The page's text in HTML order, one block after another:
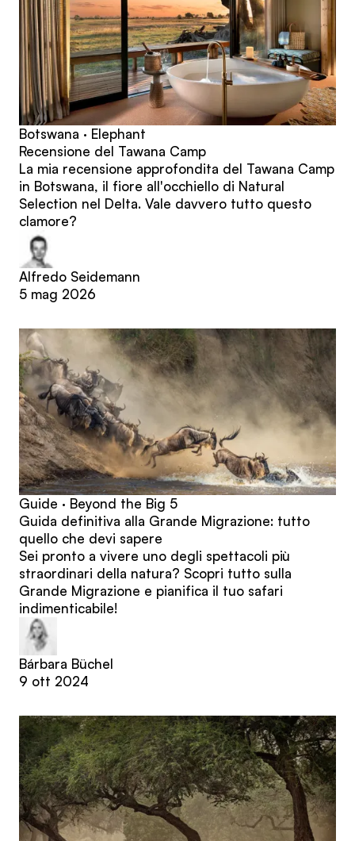
Botswana · Elephant
Recensione del Tawana Camp
La mia recensione approfondita del Tawana Camp
in Botswana, il fiore all'occhiello di Natural
Selection nel Delta. Vale davvero tutto questo
clamore?
Alfredo Seidemann
5 mag 2026
Guide · Beyond the Big 5
Guida definitiva alla Grande Migrazione: tutto
quello che devi sapere
Sei pronto a vivere uno degli spettacoli più
straordinari della natura? Scopri tutto sulla
Grande Migrazione e pianifica il tuo safari
indimenticabile!
Bárbara Büchel
9 ott 2024